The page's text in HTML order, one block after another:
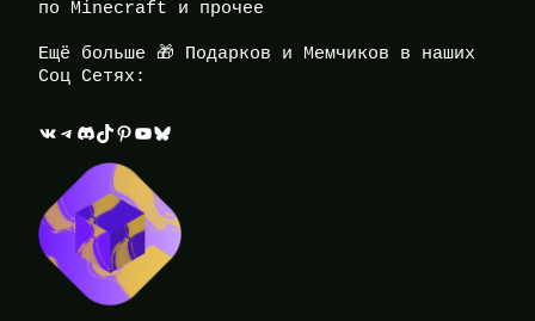
по Minecraft и прочее
Ещё больше 🎁 Подарков и Мемчиков в наших
Соц Сетях:
ВКонтакте Telegram Discord TikTok Pinterest YouTube Bluesky